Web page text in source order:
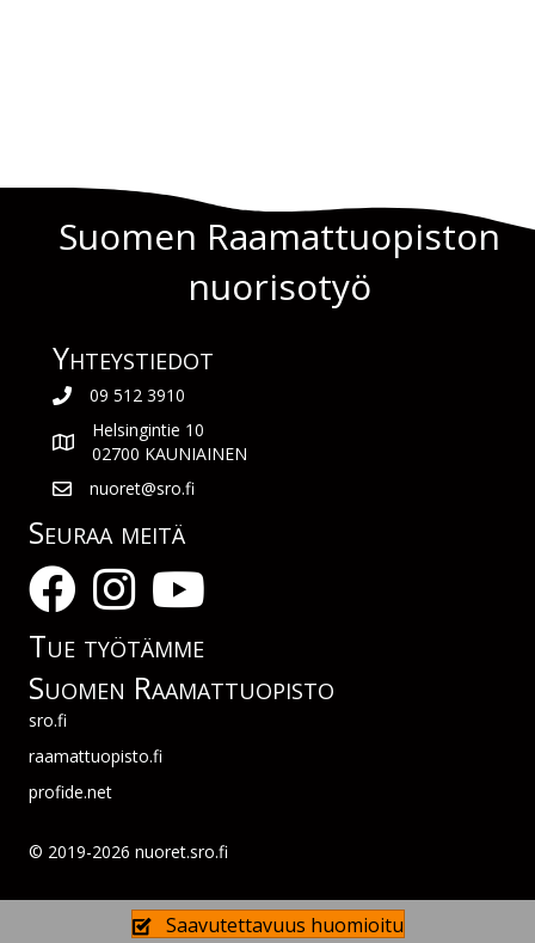
Suomen Raamattuopiston
nuorisotyö
Yhteys­tiedot
09 512 3910
Helsingintie 10
02700 KAUNIAINEN
nuoret@sro.fi
Seuraa meitä
Tue työtämme
Suomen Raamattuopisto
sro.fi
raamattuopisto.fi
profide.net
© 2019-2026 nuoret.sro.fi
Saavutettavuus huomioitu